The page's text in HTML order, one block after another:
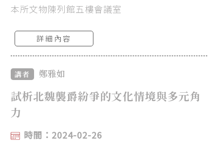
本所文物陳列館五樓會議室
詳細內容
講者 鄭雅如
試析北魏襲爵紛爭的文化情境與多元角
力
時間：2024-02-26